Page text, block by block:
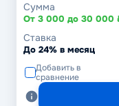
Сумма
От 3 000 до 30 000
Ставка
До 24% в месяц
Добавить в
сравнение